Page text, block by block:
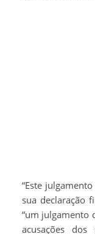
“Este
sua declaração
“um julgamento
acusações